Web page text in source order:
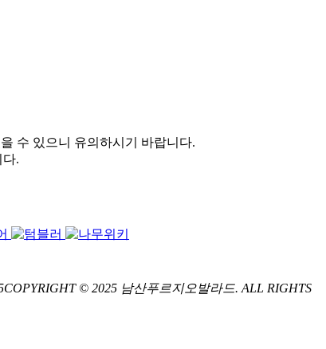
수 있으니 유의하시기 바랍니다.
.
COPYRIGHT © 2025 남산푸르지오발라드. ALL RIGHTS